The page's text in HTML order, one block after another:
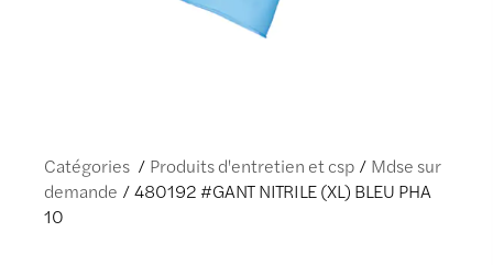
Catégories Produits d'entretien et csp
Mdse sur
demande
480192 #GANT NITRILE (XL) BLEU PHA
10